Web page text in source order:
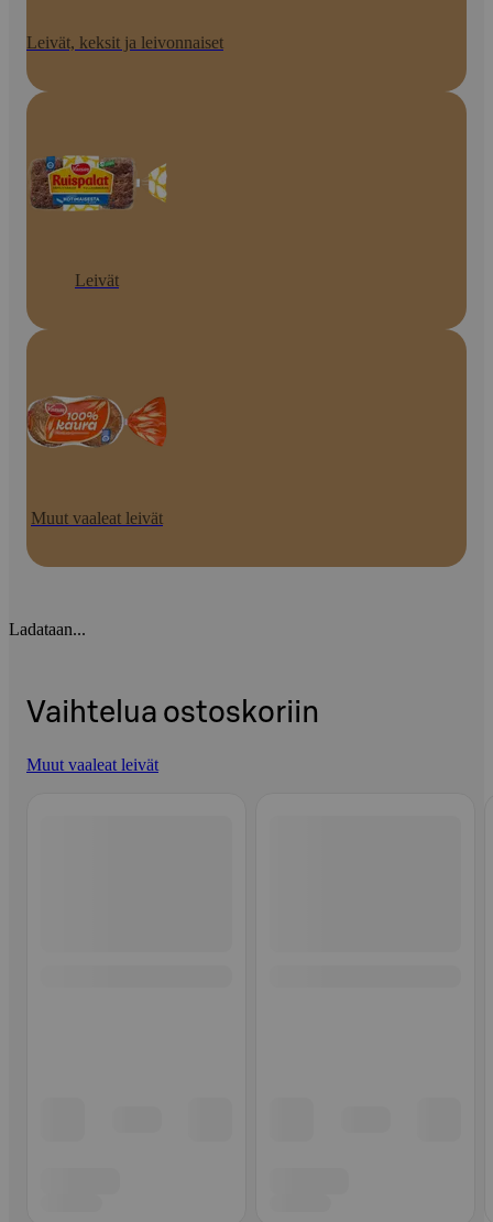
Leivät, keksit ja leivonnaiset
Leivät
Muut vaaleat leivät
Ladataan...
Vaihtelua ostoskoriin
Muut vaaleat leivät